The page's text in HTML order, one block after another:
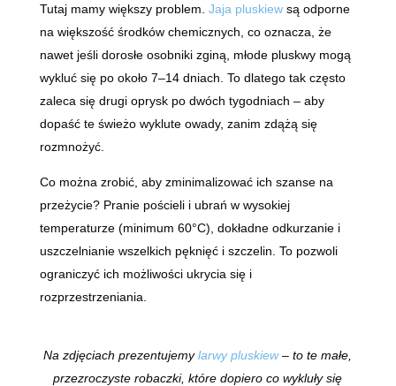
Tutaj mamy większy problem. Jaja pluskiewsą odporne
na większość środków chemicznych, co oznacza, że
nawet jeśli dorosłe osobniki zginą, młode pluskwy mogą
wykluć się po około 7–14 dniach. To dlatego tak często
zaleca się drugi oprysk po dwóch tygodniach – aby
dopaść te świeżo wyklute owady, zanim zdążą się
rozmnożyć.
Co można zrobić, aby zminimalizować ich szanse na
przeżycie? Pranie pościeli i ubrań w wysokiej
temperaturze (minimum 60°C), dokładne odkurzanie i
uszczelnianie wszelkich pęknięć i szczelin. To pozwoli
ograniczyć ich możliwości ukrycia się i
rozprzestrzeniania.
Na zdjęciach prezentujemylarwy pluskiew– to te małe,
przezroczyste robaczki, które dopiero co wykluły się